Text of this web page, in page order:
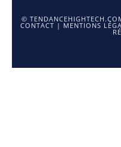
©
CONTACT | MENTIONS